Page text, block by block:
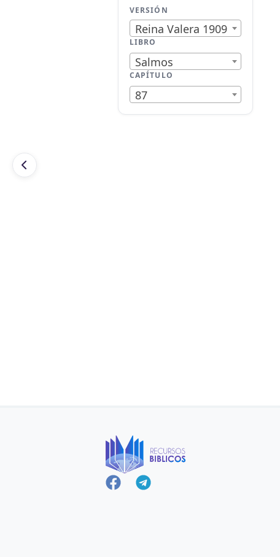
VERSIÓN
Reina Valera 1909
LIBRO
Salmos
CAPÍTULO
87